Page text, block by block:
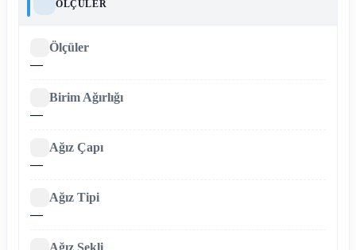
ÖLÇÜLER
Ölçüler
—
Birim Ağırlığı
—
Ağız Çapı
—
Ağız Tipi
—